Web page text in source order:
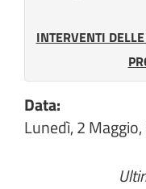
INTERVENTI DELLE
Data:
Lunedì, 2